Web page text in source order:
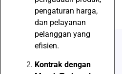
pengaturan harga,
dan pelayanan
pelanggan yang
efisien.
Kontrak dengan